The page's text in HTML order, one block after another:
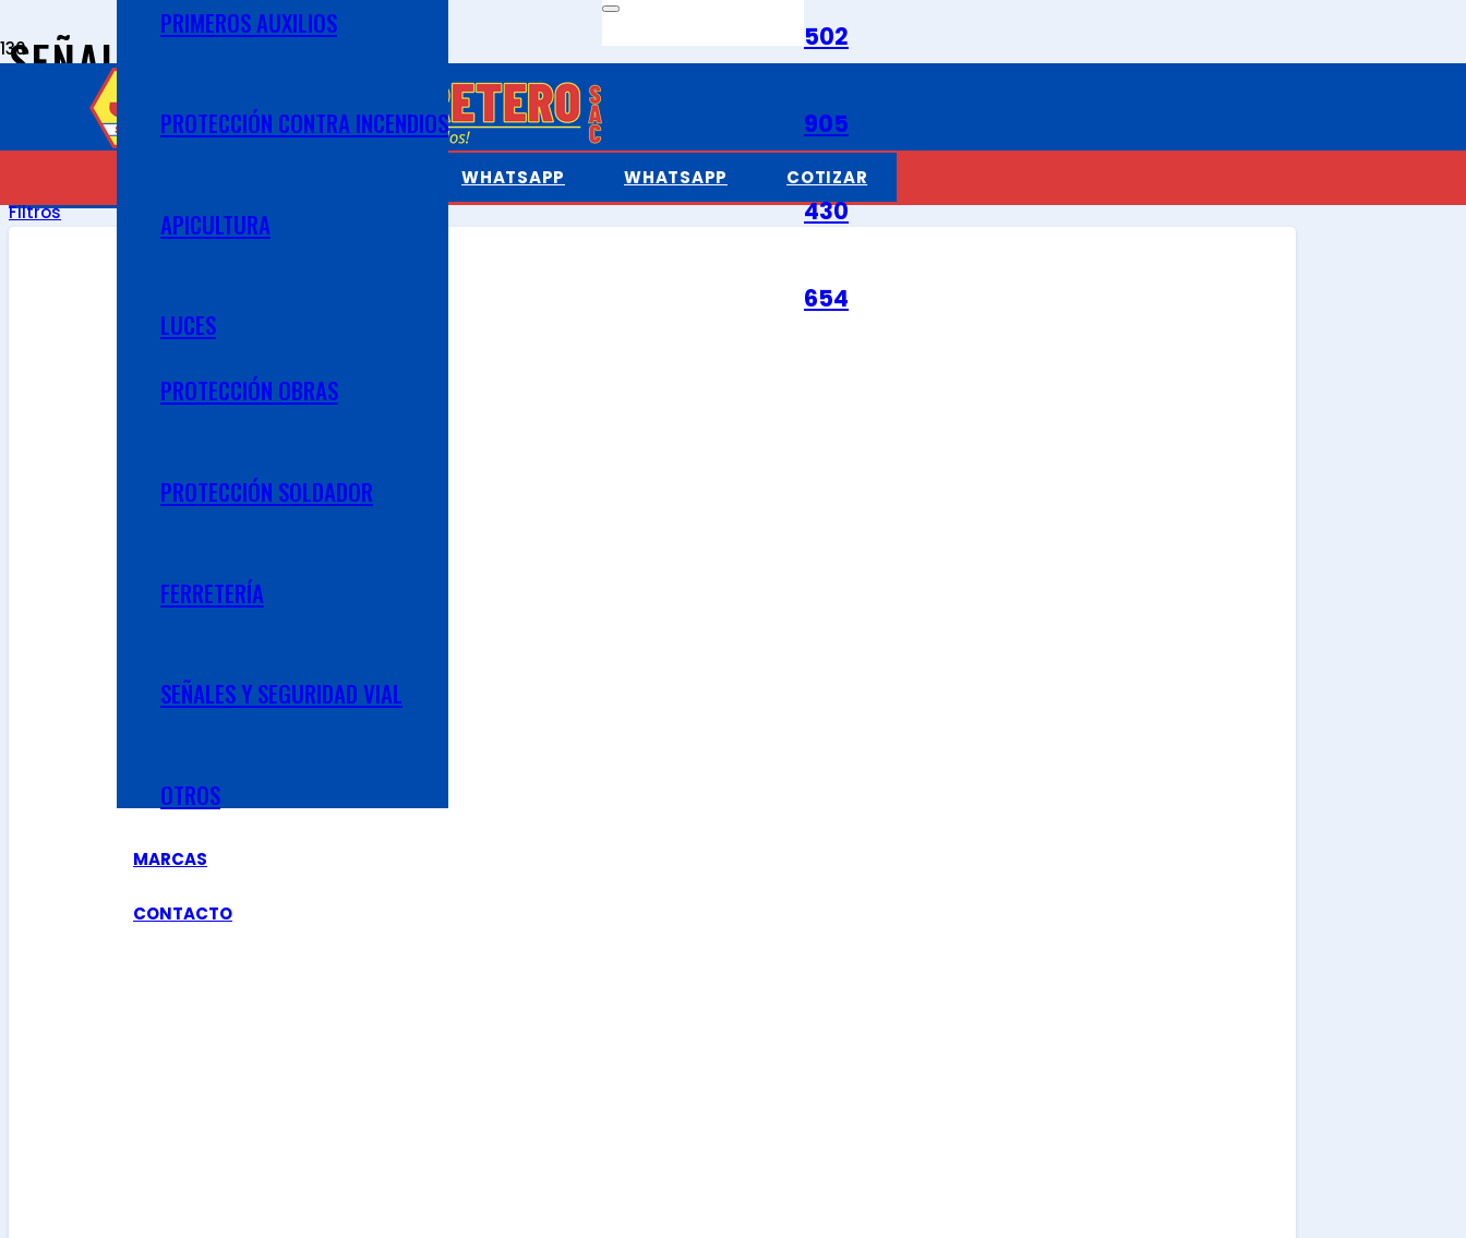
502
905
430
654
PRIMEROS AUXILIOS
PROTECCIÓN CONTRA INCENDIOS
APICULTURA
LUCES
PROTECCIÓN OBRAS
PROTECCIÓN SOLDADOR
FERRETERÍA
SEÑALES Y SEGURIDAD VIAL
OTROS
MARCAS
CONTACTO
WHATSAPP WHATSAPP COTIZAR
SEÑAL SALIDA
CategoríaReiniciar
Todo
Señales y Seguridad Vial
Señales de evacuación
Filtros